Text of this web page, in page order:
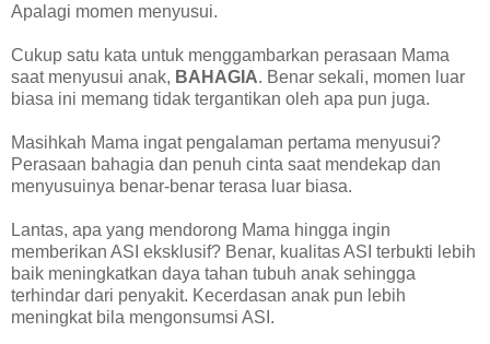
Apalagi momen menyusui.
Cukup satu kata untuk menggambarkan perasaan Mama
saat menyusui anak, BAHAGIA. Benar sekali, momen luar
biasa ini memang tidak tergantikan oleh apa pun juga.
Masihkah Mama ingat pengalaman pertama menyusui?
Perasaan bahagia dan penuh cinta saat mendekap dan
menyusuinya benar-benar terasa luar biasa.
Lantas, apa yang mendorong Mama hingga ingin
memberikan ASI eksklusif? Benar, kualitas ASI terbukti lebih
baik meningkatkan daya tahan tubuh anak sehingga
terhindar dari penyakit. Kecerdasan anak pun lebih
meningkat bila mengonsumsi ASI.